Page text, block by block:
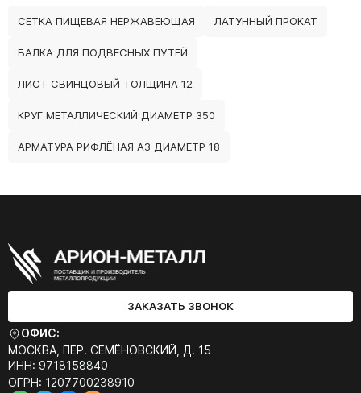
СЕТКА ПИЩЕВАЯ НЕРЖАВЕЮЩАЯ ЛАТУННЫЙ ПРОКАТ
БАЛКА ДЛЯ ПОДВЕСНЫХ ПУТЕЙ
ЛИСТ СВИНЦОВЫЙ ТОЛЩИНА 12
КРУГ МЕТАЛЛИЧЕСКИЙ ДИАМЕТР 350
АРМАТУРА РИФЛЁНАЯ А3 ДИАМЕТР 18
ЗАКАЗАТЬ ЗВОНОК
ОФИС:
МОСКВА, ПЕР. СЕМЁНОВСКИЙ, Д. 15
ИНН: 9718158840
ОГРН: 1207700238910